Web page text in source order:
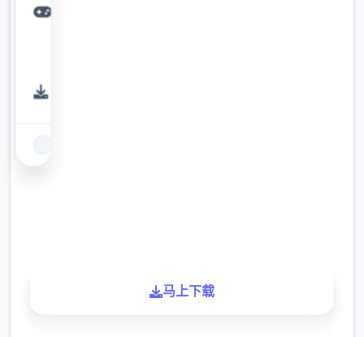
马上下载